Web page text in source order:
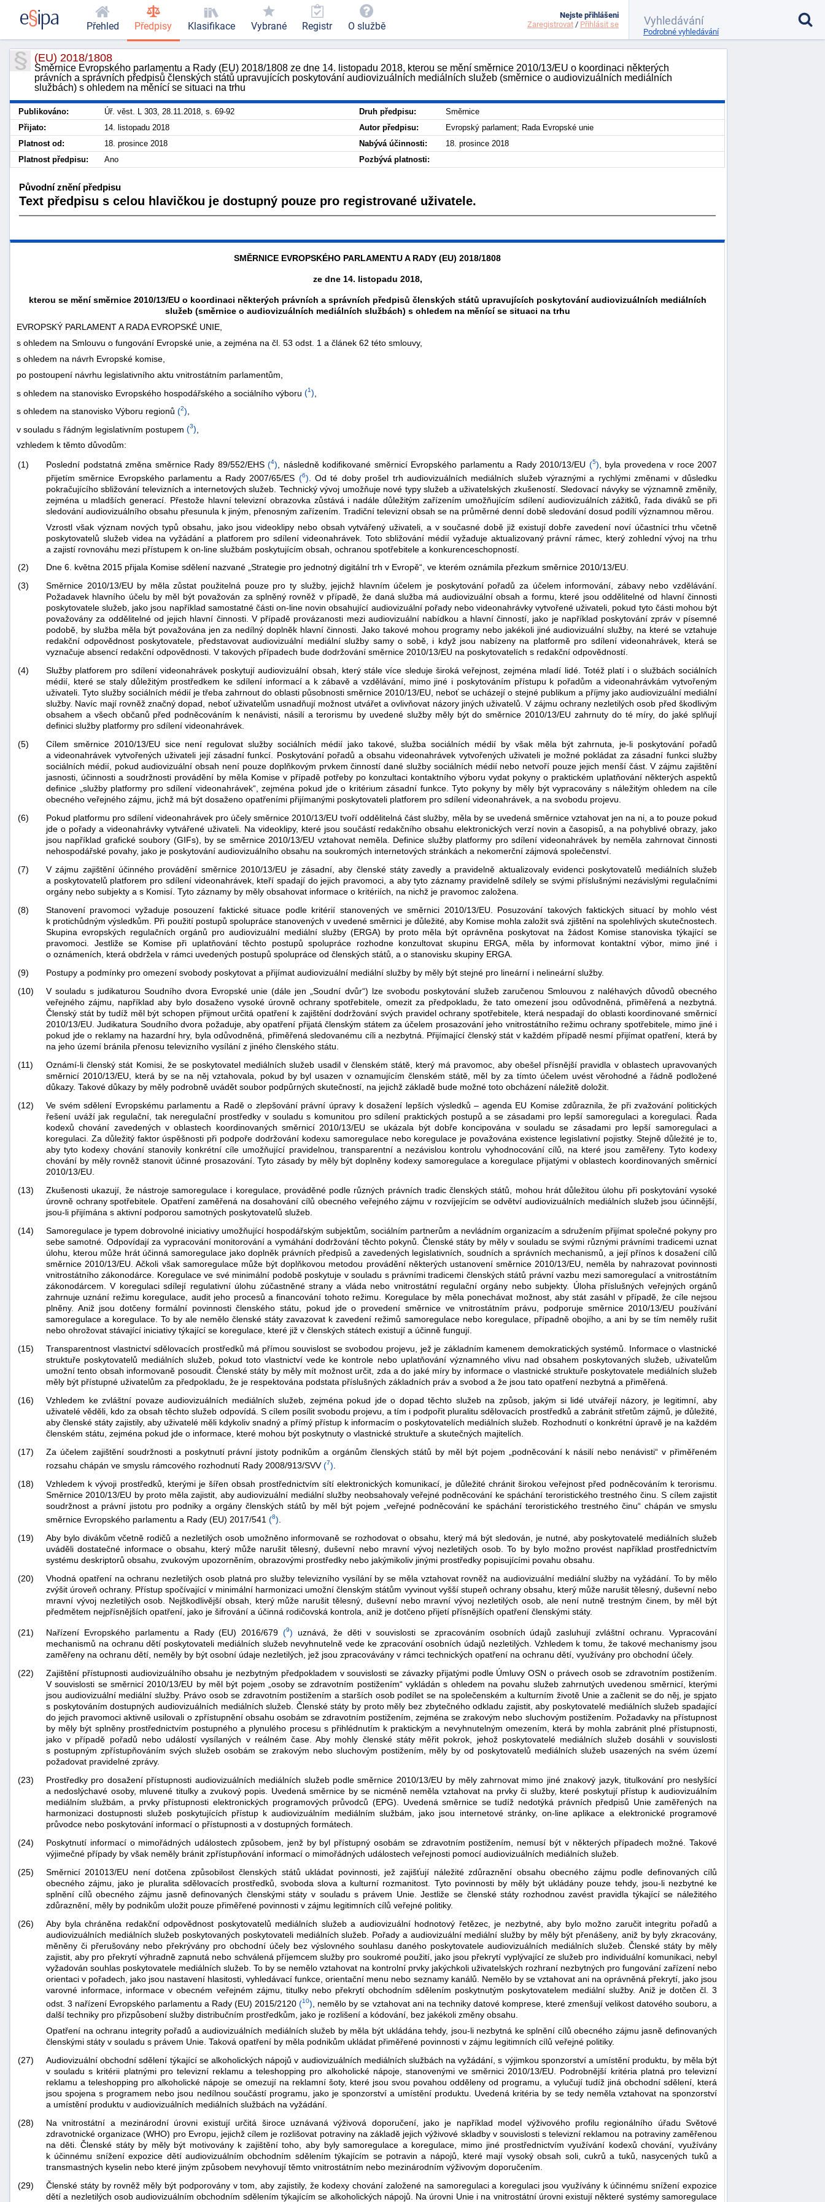
(EU) 2018/1808
Směrnice Evropského parlamentu a Rady (EU) 2018/1808 ze dne 14. listopadu 2018, kterou se mění směrnice 2010/13/EU o koordinaci některých
právních a správních předpisů členských států upravujících poskytování audiovizuálních mediálních služeb (směrnice o audiovizuálních mediálních
službách) s ohledem na měnící se situaci na trhu
Publikováno: Úř. věst. L 303, 28.11.2018, s. 69-92 Druh předpisu:
Směrnice
Přijato:
14. listopadu 2018 Autor předpisu:
Evropský parlament; Rada Evropské unie
Platnost od:
18. prosince 2018 Nabývá účinnosti:
18. prosince 2018
Platnost předpisu:
Ano Pozbývá platnosti:
Původní znění předpisu
Text předpisu s celou hlavičkou je dostupný pouze pro registrované uživatele.
SMĚRNICE EVROPSKÉHO PARLAMENTU A RADY (EU) 2018/1808
ze dne 14. listopadu 2018,
kterou se mění směrnice 2010/13/EU o koordinaci některých právních a správních předpisů členských států upravujících poskytování audiovizuálních mediálních
služeb (směrnice o audiovizuálních mediálních službách) s ohledem na měnící se situaci na trhu
EVROPSKÝ PARLAMENT A RADA EVROPSKÉ UNIE,
s ohledem na Smlouvu o fungování Evropské unie, a zejména na čl. 53 odst. 1 a článek 62 této smlouvy,
s ohledem na návrh Evropské komise,
po postoupení návrhu legislativního aktu vnitrostátním parlamentům,
s ohledem na stanovisko Evropského hospodářského a sociálního výboru (1)
s ohledem na stanovisko Výboru regionů (2)
v souladu s řádným legislativním postupem (3)
vzhledem k těmto důvodům:
(1)
Poslední podstatná změna směrnice Rady 89/552/EHS (4) , následně kodifikované směrnicí Evropského parlamentu a Rady 2010/13/EU (5) , byla provedena v roce 2007
přijetím směrnice Evropského parlamentu a Rady 2007/65/ES (6) . Od té doby prošel trh audiovizuálních mediálních služeb výraznými a rychlými změnami v důsledku
pokračujícího sbližování televizních a internetových služeb. Technický vývoj umožňuje nové typy služeb a uživatelských zkušeností. Sledovací návyky se významně změnily,
zejména u mladších generací. Přestože hlavní televizní obrazovka zůstává i nadále důležitým zařízením umožňujícím sdílení audiovizuálních zážitků, řada diváků se při
sledování audiovizuálního obsahu přesunula k jiným, přenosným zařízením. Tradiční televizní obsah se na průměrné denní době sledování dosud podílí významnou měrou.
Vzrostl však význam nových typů obsahu, jako jsou videoklipy nebo obsah vytvářený uživateli, a v současné době již existují dobře zavedení noví účastníci trhu včetně
poskytovatelů služeb videa na vyžádání a platforem pro sdílení videonahrávek. Toto sbližování médií vyžaduje aktualizovaný právní rámec, který zohlední vývoj na trhu
a zajistí rovnováhu mezi přístupem k on-line službám poskytujícím obsah, ochranou spotřebitele a konkurenceschopností.
(2)
Dne 6. května 2015 přijala Komise sdělení nazvané „Strategie pro jednotný digitální trh v Evropě“, ve kterém oznámila přezkum směrnice 2010/13/EU.
(3)
Směrnice 2010/13/EU by měla zůstat použitelná pouze pro ty služby, jejichž hlavním účelem je poskytování pořadů za účelem informování, zábavy nebo vzdělávání.
Požadavek hlavního účelu by měl být považován za splněný rovněž v případě, že daná služba má audiovizuální obsah a formu, které jsou oddělitelné od hlavní činnosti
poskytovatele služeb, jako jsou například samostatné části on-line novin obsahující audiovizuální pořady nebo videonahrávky vytvořené uživateli, pokud tyto části mohou být
považovány za oddělitelné od jejich hlavní činnosti. V případě provázanosti mezi audiovizuální nabídkou a hlavní činností, jako je například poskytování zpráv v písemné
podobě, by služba měla být považována jen za nedílný doplněk hlavní činnosti. Jako takové mohou programy nebo jakékoli jiné audiovizuální služby, na které se vztahuje
redakční odpovědnost poskytovatele, představovat audiovizuální mediální služby samy o sobě, i když jsou nabízeny na platformě pro sdílení videonahrávek, která se
vyznačuje absencí redakční odpovědnosti. V takových případech bude dodržování směrnice 2010/13/EU na poskytovatelích s redakční odpovědností.
(4)
Služby platforem pro sdílení videonahrávek poskytují audiovizuální obsah, který stále více sleduje široká veřejnost, zejména mladí lidé. Totéž platí i o službách sociálních
médií, které se staly důležitým prostředkem ke sdílení informací a k zábavě a vzdělávání, mimo jiné i poskytováním přístupu k pořadům a videonahrávkám vytvořeným
uživateli. Tyto služby sociálních médií je třeba zahrnout do oblasti působnosti směrnice 2010/13/EU, neboť se ucházejí o stejné publikum a příjmy jako audiovizuální mediální
služby. Navíc mají rovněž značný dopad, neboť uživatelům usnadňují možnost utvářet a ovlivňovat názory jiných uživatelů. V zájmu ochrany nezletilých osob před škodlivým
obsahem a všech občanů před podněcováním k nenávisti, násilí a terorismu by uvedené služby měly být do směrnice 2010/13/EU zahrnuty do té míry, do jaké splňují
definici služby platformy pro sdílení videonahrávek.
(5)
Cílem směrnice 2010/13/EU sice není regulovat služby sociálních médií jako takové, služba sociálních médií by však měla být zahrnuta, je-li poskytování pořadů
a videonahrávek vytvořených uživateli její zásadní funkcí. Poskytování pořadů a obsahu videonahrávek vytvořených uživateli je možné pokládat za zásadní funkci služby
sociálních médií, pokud audiovizuální obsah není pouze doplňkovým prvkem činností dané služby sociálních médií nebo netvoří pouze jejich menší část. V zájmu zajištění
jasnosti, účinnosti a soudržnosti provádění by měla Komise v případě potřeby po konzultaci kontaktního výboru vydat pokyny o praktickém uplatňování některých aspektů
definice „služby platformy pro sdílení videonahrávek“, zejména pokud jde o kritérium zásadní funkce. Tyto pokyny by měly být vypracovány s náležitým ohledem na cíle
obecného veřejného zájmu, jichž má být dosaženo opatřeními přijímanými poskytovateli platforem pro sdílení videonahrávek, a na svobodu projevu.
(6)
Pokud platformu pro sdílení videonahrávek pro účely směrnice 2010/13/EU tvoří oddělitelná část služby, měla by se uvedená směrnice vztahovat jen na ni, a to pouze pokud
jde o pořady a videonahrávky vytvářené uživateli. Na videoklipy, které jsou součástí redakčního obsahu elektronických verzí novin a časopisů, a na pohyblivé obrazy, jako
jsou například grafické soubory (GIFs), by se směrnice 2010/13/EU vztahovat neměla. Definice služby platformy pro sdílení videonahrávek by neměla zahrnovat činnosti
nehospodářské povahy, jako je poskytování audiovizuálního obsahu na soukromých internetových stránkách a nekomerční zájmová společenství.
(7)
V zájmu zajištění účinného provádění směrnice 2010/13/EU je zásadní, aby členské státy zavedly a pravidelně aktualizovaly evidenci poskytovatelů mediálních služeb
a poskytovatelů platforem pro sdílení videonahrávek, kteří spadají do jejich pravomoci, a aby tyto záznamy pravidelně sdílely se svými příslušnými nezávislými regulačními
orgány nebo subjekty a s Komisí. Tyto záznamy by měly obsahovat informace o kritériích, na nichž je pravomoc založena.
(8)
Stanovení pravomoci vyžaduje posouzení faktické situace podle kritérií stanovených ve směrnici 2010/13/EU. Posuzování takových faktických situací by mohlo vést
k protichůdným výsledkům. Při použití postupů spolupráce stanovených v uvedené směrnici je důležité, aby Komise mohla založit svá zjištění na spolehlivých skutečnostech.
Skupina evropských regulačních orgánů pro audiovizuální mediální služby (ERGA) by proto měla být oprávněna poskytovat na žádost Komise stanoviska týkající se
pravomoci. Jestliže se Komise při uplatňování těchto postupů spolupráce rozhodne konzultovat skupinu ERGA, měla by informovat kontaktní výbor, mimo jiné i
o oznámeních, která obdržela v rámci uvedených postupů spolupráce od členských států, a o stanovisku skupiny ERGA.
(9)
Postupy a podmínky pro omezení svobody poskytovat a přijímat audiovizuální mediální služby by měly být stejné pro lineární i nelineární služby.
(10)
V souladu s judikaturou Soudního dvora Evropské unie (dále jen „Soudní dvůr“) lze svobodu poskytování služeb zaručenou Smlouvou z naléhavých důvodů obecného
veřejného zájmu, například aby bylo dosaženo vysoké úrovně ochrany spotřebitele, omezit za předpokladu, že tato omezení jsou odůvodněná, přiměřená a nezbytná.
Členský stát by tudíž měl být schopen přijmout určitá opatření k zajištění dodržování svých pravidel ochrany spotřebitele, která nespadají do oblasti koordinované směrnicí
2010/13/EU. Judikatura Soudního dvora požaduje, aby opatření přijatá členským státem za účelem prosazování jeho vnitrostátního režimu ochrany spotřebitele, mimo jiné i
pokud jde o reklamy na hazardní hry, byla odůvodněná, přiměřená sledovanému cíli a nezbytná. Přijímající členský stát v každém případě nesmí přijímat opatření, která by
na jeho území bránila přenosu televizního vysílání z jiného členského státu.
(11)
Oznámí-li členský stát Komisi, že se poskytovatel mediálních služeb usadil v členském státě, který má pravomoc, aby obešel přísnější pravidla v oblastech upravovaných
směrnicí 2010/13/EU, která by se na něj vztahovala, pokud by byl usazen v oznamujícím členském státě, měl by za tímto účelem uvést věrohodné a řádně podložené
důkazy. Takové důkazy by měly podrobně uvádět soubor podpůrných skutečností, na jejichž základě bude možné toto obcházení náležitě doložit.
(12)
Ve svém sdělení Evropskému parlamentu a Radě o zlepšování právní úpravy k dosažení lepších výsledků – agenda EU Komise zdůraznila, že při zvažování politických
řešení uváží jak regulační, tak neregulační prostředky v souladu s komunitou pro sdílení praktických postupů a se zásadami pro lepší samoregulaci a koregulaci. Řada
kodexů chování zavedených v oblastech koordinovaných směrnicí 2010/13/EU se ukázala být dobře koncipována v souladu se zásadami pro lepší samoregulaci a
koregulaci. Za důležitý faktor úspěšnosti při podpoře dodržování kodexu samoregulace nebo koregulace je považována existence legislativní pojistky. Stejně důležité je to,
aby tyto kodexy chování stanovily konkrétní cíle umožňující pravidelnou, transparentní a nezávislou kontrolu vyhodnocování cílů, na které jsou zaměřeny. Tyto kodexy
chování by měly rovněž stanovit účinné prosazování. Tyto zásady by měly být doplněny kodexy samoregulace a koregulace přijatými v oblastech koordinovaných směrnicí
2010/13/EU.
(13)
Zkušenosti ukazují, že nástroje samoregulace i koregulace, prováděné podle různých právních tradic členských států, mohou hrát důležitou úlohu při poskytování vysoké
úrovně ochrany spotřebitele. Opatření zaměřená na dosahování cílů obecného veřejného zájmu v rozvíjejícím se odvětví audiovizuálních mediálních služeb jsou účinnější,
jsou-li přijímána s aktivní podporou samotných poskytovatelů služeb.
(14)
Samoregulace je typem dobrovolné iniciativy umožňující hospodářským subjektům, sociálním partnerům a nevládním organizacím a sdružením přijímat společné pokyny pro
sebe samotné. Odpovídají za vypracování monitorování a vymáhání dodržování těchto pokynů. Členské státy by měly v souladu se svými různými právními tradicemi uznat
úlohu, kterou může hrát účinná samoregulace jako doplněk právních předpisů a zavedených legislativních, soudních a správních mechanismů, a její přínos k dosažení cílů
směrnice 2010/13/EU. Ačkoli však samoregulace může být doplňkovou metodou provádění některých ustanovení směrnice 2010/13/EU, neměla by nahrazovat povinnosti
vnitrostátního zákonodárce. Koregulace ve své minimální podobě poskytuje v souladu s právními tradicemi členských států právní vazbu mezi samoregulací a vnitrostátním
zákonodárcem. V koregulaci sdílejí regulativní úlohu zúčastněné strany a vláda nebo vnitrostátní regulační orgány nebo subjekty. Úloha příslušných veřejných orgánů
zahrnuje uznání režimu koregulace, audit jeho procesů a financování tohoto režimu. Koregulace by měla ponechávat možnost, aby stát zasáhl v případě, že cíle nejsou
plněny. Aniž jsou dotčeny formální povinnosti členského státu, pokud jde o provedení směrnice ve vnitrostátním právu, podporuje směrnice 2010/13/EU používání
samoregulace a koregulace. To by ale nemělo členské státy zavazovat k zavedení režimů samoregulace nebo koregulace, případně obojího, a ani by se tím neměly rušit
nebo ohrožovat stávající iniciativy týkající se koregulace, které již v členských státech existují a účinně fungují.
(15)
Transparentnost vlastnictví sdělovacích prostředků má přímou souvislost se svobodou projevu, jež je základním kamenem demokratických systémů. Informace o vlastnické
struktuře poskytovatelů mediálních služeb, pokud toto vlastnictví vede ke kontrole nebo uplatňování významného vlivu nad obsahem poskytovaných služeb, uživatelům
umožní tento obsah informovaně posoudit. Členské státy by měly mít možnost určit, zda a do jaké míry by informace o vlastnické struktuře poskytovatele mediálních služeb
měly být přístupné uživatelům za předpokladu, že je respektována podstata příslušných základních práv a svobod a že jsou tato opatření nezbytná a přiměřená.
(16)
Vzhledem ke zvláštní povaze audiovizuálních mediálních služeb, zejména pokud jde o dopad těchto služeb na způsob, jakým si lidé utvářejí názory, je legitimní, aby
uživatelé věděli, kdo za obsah těchto služeb odpovídá. S cílem posílit svobodu projevu, a tím i podpořit pluralitu sdělovacích prostředků a zabránit střetům zájmů, je důležité,
aby členské státy zajistily, aby uživatelé měli kdykoliv snadný a přímý přístup k informacím o poskytovatelích mediálních služeb. Rozhodnutí o konkrétní úpravě je na každém
členském státu, zejména pokud jde o informace, které mohou být poskytnuty o vlastnické struktuře a skutečných majitelích.
(17)
Za účelem zajištění soudržnosti a poskytnutí právní jistoty podnikům a orgánům členských států by měl být pojem „podněcování k násilí nebo nenávisti“ v přiměřeném
rozsahu chápán ve smyslu rámcového rozhodnutí Rady 2008/913/SVV(7)
(18)
Vzhledem k vývoji prostředků, kterými je šířen obsah prostřednictvím sítí elektronických komunikací, je důležité chránit širokou veřejnost před podněcováním k terorismu.
Směrnice 2010/13/EU by proto měla zajistit, aby audiovizuální mediální služby neobsahovaly veřejné podněcování ke spáchání teroristického trestného činu. S cílem zajistit
soudržnost a právní jistotu pro podniky a orgány členských států by měl být pojem „veřejné podněcování ke spáchání teroristického trestného činu“ chápán ve smyslu
směrnice Evropského parlamentu a Rady (EU) 2017/541 (8)
(19)
Aby bylo divákům včetně rodičů a nezletilých osob umožněno informovaně se rozhodovat o obsahu, který má být sledován, je nutné, aby poskytovatelé mediálních služeb
uváděli dostatečné informace o obsahu, který může narušit tělesný, duševní nebo mravní vývoj nezletilých osob. To by bylo možno provést například prostřednictvím
systému deskriptorů obsahu, zvukovým upozorněním, obrazovými prostředky nebo jakýmikoliv jinými prostředky popisujícími povahu obsahu.
(20)
Vhodná opatření na ochranu nezletilých osob platná pro služby televizního vysílání by se měla vztahovat rovněž na audiovizuální mediální služby na vyžádání. To by mělo
zvýšit úroveň ochrany. Přístup spočívající v minimální harmonizaci umožní členským státům vyvinout vyšší stupeň ochrany obsahu, který může narušit tělesný, duševní nebo
mravní vývoj nezletilých osob. Nejškodlivější obsah, který může narušit tělesný, duševní nebo mravní vývoj nezletilých osob, ale není nutně trestným činem, by měl být
předmětem nejpřísnějších opatření, jako je šifrování a účinná rodičovská kontrola, aniž je dotčeno přijetí přísnějších opatření členskými státy.
(21) Nařízení Evropského parlamentu a Rady (EU) 2016/679(9) uznává, že děti v souvislosti se zpracováním osobních údajů zasluhují zvláštní ochranu. Vypracování
mechanismů na ochranu dětí poskytovateli mediálních služeb nevyhnutelně vede ke zpracování osobních údajů nezletilých. Vzhledem k tomu, že takové mechanismy jsou
zaměřeny na ochranu dětí, neměly by být osobní údaje nezletilých, jež jsou zpracovávány v rámci technických opatření na ochranu dětí, využívány pro obchodní účely.
(22)
Zajištění přístupnosti audiovizuálního obsahu je nezbytným předpokladem v souvislosti se závazky přijatými podle Úmluvy OSN o právech osob se zdravotním postižením.
V souvislosti se směrnicí 2010/13/EU by měl být pojem „osoby se zdravotním postižením“ vykládán s ohledem na povahu služeb zahrnutých uvedenou směrnicí, kterými
jsou audiovizuální mediální služby. Právo osob se zdravotním postižením a starších osob podílet se na společenském a kulturním životě Unie a začlenit se do něj, je spjato
s poskytováním dostupných audiovizuálních mediálních služeb. Členské státy by proto měly bez zbytečného odkladu zajistit, aby poskytovatelé mediálních služeb spadající
do jejich pravomoci aktivně usilovali o zpřístupnění obsahu osobám se zdravotním postižením, zejména se zrakovým nebo sluchovým postižením. Požadavky na přístupnost
by měly být splněny prostřednictvím postupného a plynulého procesu s přihlédnutím k praktickým a nevyhnutelným omezením, která by mohla zabránit plné přístupnosti,
jako v případě pořadů nebo událostí vysílaných v reálném čase. Aby mohly členské státy měřit pokrok, jehož poskytovatelé mediálních služeb dosáhli v souvislosti
s postupným zpřístupňováním svých služeb osobám se zrakovým nebo sluchovým postižením, měly by od poskytovatelů mediálních služeb usazených na svém území
požadovat pravidelné zprávy.
(23)
Prostředky pro dosažení přístupnosti audiovizuálních mediálních služeb podle směrnice 2010/13/EU by měly zahrnovat mimo jiné znakový jazyk, titulkování pro neslyšící
a nedoslýchavé osoby, mluvené titulky a zvukový popis. Uvedená směrnice by se nicméně neměla vztahovat na prvky či služby, které poskytují přístup k audiovizuálním
mediálním službám, a prvky přístupnosti elektronických programových průvodců (EPG). Uvedená směrnice se tudíž nedotýká právních předpisů Unie zaměřených na
harmonizaci dostupnosti služeb poskytujících přístup k audiovizuálním mediálním službám, jako jsou internetové stránky, on-line aplikace a elektronické programové
průvodce nebo poskytování informací o přístupnosti a v dostupných formátech.
(24)
Poskytnutí informací o mimořádných událostech způsobem, jenž by byl přístupný osobám se zdravotním postižením, nemusí být v některých případech možné. Takové
výjimečné případy by však neměly bránit zpřístupňování informací o mimořádných událostech veřejnosti pomocí audiovizuálních mediálních služeb.
(25)
Směrnicí 201013/EU není dotčena způsobilost členských států ukládat povinnosti, jež zajišťují náležité zdůraznění obsahu obecného zájmu podle definovaných cílů
obecného zájmu, jako je pluralita sdělovacích prostředků, svoboda slova a kulturní rozmanitost. Tyto povinnosti by měly být ukládány pouze tehdy, jsou-li nezbytné ke
splnění cílů obecného zájmu jasně definovaných členskými státy v souladu s právem Unie. Jestliže se členské státy rozhodnou zavést pravidla týkající se náležitého
zdůraznění, měly by podnikům uložit pouze přiměřené povinnosti v zájmu legitimních cílů veřejné politiky.
(26)
Aby byla chráněna redakční odpovědnost poskytovatelů mediálních služeb a audiovizuální hodnotový řetězec, je nezbytné, aby bylo možno zaručit integritu pořadů a
audiovizuálních mediálních služeb poskytovaných poskytovateli mediálních služeb. Pořady a audiovizuální mediální služby by měly být přenášeny, aniž by byly zkracovány,
měněny či přerušovány nebo překrývány pro obchodní účely bez výslovného souhlasu daného poskytovatele audiovizuálních mediálních služeb. Členské státy by měly
zajistit, aby pro překrytí výhradně zapnutá nebo schválená příjemcem služby pro soukromé použití, jako jsou překrytí vyplývající ze služeb pro individuální komunikaci, nebyl
vyžadován souhlas poskytovatele mediálních služeb. To by se nemělo vztahovat na kontrolní prvky jakýchkoli uživatelských rozhraní nezbytných pro fungování zařízení nebo
orientaci v pořadech, jako jsou nastavení hlasitosti, vyhledávací funkce, orientační menu nebo seznamy kanálů. Nemělo by se vztahovat ani na oprávněná překrytí, jako jsou
varovné informace, informace v obecném veřejném zájmu, titulky nebo překrytí obchodním sdělením poskytnutým poskytovatelem mediální služby. Aniž je dotčen čl. 3
odst. 3 nařízení Evropského parlamentu a Rady (EU) 2015/2120(10) , nemělo by se vztahovat ani na techniky datové komprese, které zmenšují velikost datového souboru, a
další techniky pro přizpůsobení služby distribučním prostředkům, jako je rozlišení a kódování, bez jakékoli změny obsahu.
Opatření na ochranu integrity pořadů a audiovizuálních mediálních služeb by měla být ukládána tehdy, jsou-li nezbytná ke splnění cílů obecného zájmu jasně definovaných
členskými státy v souladu s právem Unie. Taková opatření by měla podnikům ukládat přiměřené povinnosti v zájmu legitimních cílů veřejné politiky.
(27)
Audiovizuální obchodní sdělení týkající se alkoholických nápojů v audiovizuálních mediálních službách na vyžádání, s výjimkou sponzorství a umístění produktu, by měla být
v souladu s kritérii platnými pro televizní reklamu a teleshopping pro alkoholické nápoje, stanovenými ve směrnici 2010/13/EU. Podrobnější kritéria platná pro televizní
reklamu a teleshopping pro alkoholické nápoje se omezují na reklamní šoty, které jsou svou povahou odděleny od programu, a vylučují tudíž jiná obchodní sdělení, která
jsou spojena s programem nebo jsou nedílnou součástí programu, jako je sponzorství a umístění produktu. Uvedená kritéria by se tedy neměla vztahovat na sponzorství
a umístění produktu v audiovizuálních mediálních službách na vyžádání.
(28)
Na vnitrostátní a mezinárodní úrovni existují určitá široce uznávaná výživová doporučení, jako je například model výživového profilu regionálního úřadu Světové
zdravotnické organizace (WHO) pro Evropu, jejichž cílem je rozlišovat potraviny na základě jejich výživové skladby v souvislosti s televizní reklamou na potraviny zaměřenou
na děti. Členské státy by měly být motivovány k zajištění toho, aby byly samoregulace a koregulace, mimo jiné prostřednictvím využívání kodexů chování, využívány
k účinnému snížení expozice dětí audiovizuálním obchodním sdělením týkajícím se potravin a nápojů, které mají vysoký obsah soli, cukrů a tuků, nasycených tuků a
transmastných kyselin nebo které jiným způsobem nevyhovují těmto vnitrostátním nebo mezinárodním výživovým doporučením.
(29)
Členské státy by rovněž měly být podporovány v tom, aby zajistily, že kodexy chování založené na samoregulaci a koregulaci jsou využívány k účinnému snížení expozice
dětí a nezletilých osob audiovizuálním obchodním sdělením týkajícím se alkoholických nápojů. Na úrovni Unie i na vnitrostátní úrovni existují některé systémy samoregulace
Přehled Předpisy Klasifikace Vybrané Registr O službě
Nejste přihlášeni
Zaregistrovat / Přihlásit se
Podrobné vyhledávání